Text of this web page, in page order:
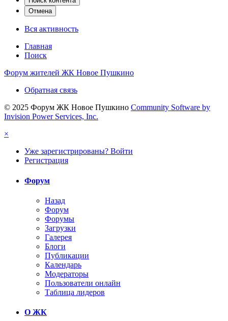
Отмена
Вся активность
Главная
Поиск
Форум жителей ЖК Новое Пушкино
Обратная связь
© 2025 Форум ЖК Новое Пушкино Community Software by
Invision Power Services, Inc.
×
Уже зарегистрированы? Войти
Регистрация
Форум
Назад
Форум
Форумы
Загрузки
Галерея
Блоги
Публикации
Календарь
Модераторы
Пользователи онлайн
Таблица лидеров
О ЖК